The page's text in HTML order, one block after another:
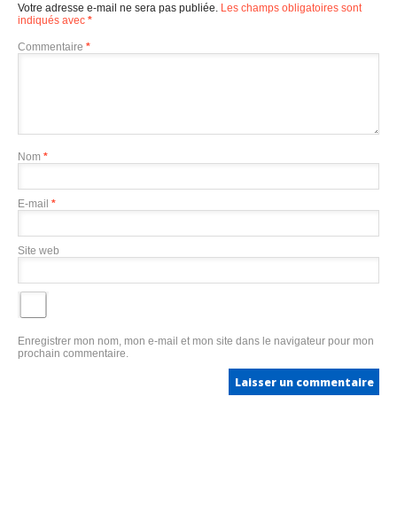
Votre adresse e-mail ne sera pas publiée. Les champs obligatoires sont
indiqués avec *
Commentaire *
Nom *
E-mail *
Site web
Enregistrer mon nom, mon e-mail et mon site dans le navigateur pour mon
prochain commentaire.